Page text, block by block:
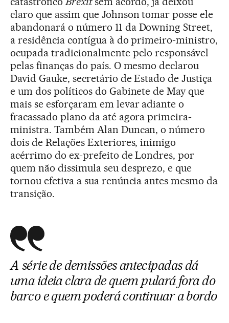
claro que assim que Johnson tomar posse ele
abandonará o número 11 da Downing Street,
a residência contígua à do primeiro-ministro,
ocupada tradicionalmente pelo responsável
pelas finanças do país. O mesmo declarou
David Gauke, secretário de Estado de Justiça
e um dos políticos do Gabinete de May que
mais se esforçaram em levar adiante o
fracassado plano da até agora primeira-
ministra. Também Alan Duncan, o número
dois de Relações Exteriores, inimigo
acérrimo do ex-prefeito de Londres, por
quem não dissimula seu desprezo, e que
tornou efetiva a sua renúncia antes mesmo da
transição.
A série de demissões antecipadas dá
uma ideia clara de quem pulará fora do
barco e quem poderá continuar a bordo